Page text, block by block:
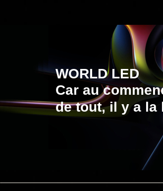
WORLD LED
Car au
de tout, il y a la